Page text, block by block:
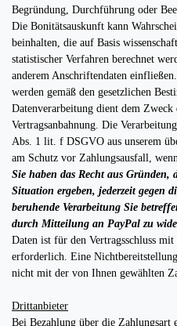
Begründung, Durchführung oder
Die Bonitätsauskunft kann
beinhalten, die auf Basis
statistischer Verfahren berechnet
anderem Anschriftendaten
werden gemäß den gesetzlichen
Datenverarbeitung dient dem
Vertragsanbahnung. Die
Abs. 1 lit. f DSGVO aus unserem
am Schutz vor Zahlungsausfall,
Sie haben das Recht aus Gründen,
Situation ergeben, jederzeit gegen
beruhende Verarbeitung Sie
durch Mitteilung an PayPal zu
Daten ist für den Vertragsschluss
erforderlich. Eine
nicht mit der von Ihnen gewählten
Drittanbieter
Bei Bezahlung über die Zahlungsart